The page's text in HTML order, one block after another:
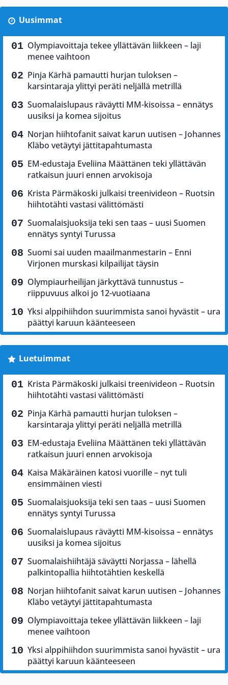
Uusimmat
Olympiavoittaja tekee yllättävän liikkeen – laji
menee vaihtoon
Pinja Kärhä pamautti hurjan tuloksen –
karsintaraja ylittyi peräti neljällä metrillä
Suomalaislupaus räväytti MM-kisoissa – ennätys
uusiksi ja komea sijoitus
Norjan hiihtofanit saivat karun uutisen – Johannes
Kläbo vetäytyi jättitapahtumasta
EM-edustaja Eveliina Määttänen teki yllättävän
ratkaisun juuri ennen arvokisoja
Krista Pärmäkoski julkaisi treenivideon – Ruotsin
hiihtotähti vastasi välittömästi
Suomalaisjuoksija teki sen taas – uusi Suomen
ennätys syntyi Turussa
Suomi sai uuden maailmanmestarin – Enni
Virjonen murskasi kilpailijat täysin
Olympiaurheilijan järkyttävä tunnustus –
riippuvuus alkoi jo 12-vuotiaana
Yksi alppihiihdon suurimmista sanoi hyvästit – ura
päättyi karuun käänteeseen
Luetuimmat
Krista Pärmäkoski julkaisi treenivideon – Ruotsin
hiihtotähti vastasi välittömästi
Pinja Kärhä pamautti hurjan tuloksen –
karsintaraja ylittyi peräti neljällä metrillä
EM-edustaja Eveliina Määttänen teki yllättävän
ratkaisun juuri ennen arvokisoja
Kaisa Mäkäräinen katosi vuorille – nyt tuli
ensimmäinen viesti
Suomalaisjuoksija teki sen taas – uusi Suomen
ennätys syntyi Turussa
Suomalaislupaus räväytti MM-kisoissa – ennätys
uusiksi ja komea sijoitus
Suomalaishiihtäjä säväytti Norjassa – lähellä
palkintopallia hiihtotähtien keskellä
Norjan hiihtofanit saivat karun uutisen – Johannes
Kläbo vetäytyi jättitapahtumasta
Olympiavoittaja tekee yllättävän liikkeen – laji
menee vaihtoon
Yksi alppihiihdon suurimmista sanoi hyvästit – ura
päättyi karuun käänteeseen